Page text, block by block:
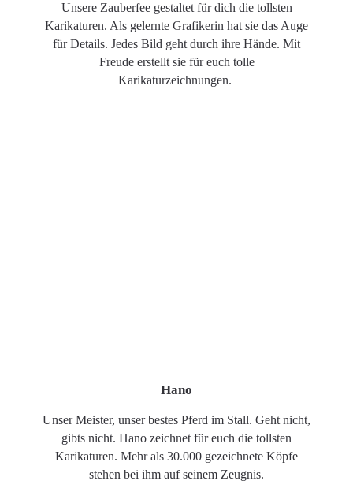
Unsere Zauberfee gestaltet für dich die tollsten
Karikaturen. Als gelernte Grafikerin hat sie das Auge
für Details. Jedes Bild geht durch ihre Hände. Mit
Freude erstellt sie für euch tolle
Karikaturzeichnungen.
Hano
Unser Meister, unser bestes Pferd im Stall. Geht nicht,
gibts nicht. Hano zeichnet für euch die tollsten
Karikaturen. Mehr als 30.000 gezeichnete Köpfe
stehen bei ihm auf seinem Zeugnis.